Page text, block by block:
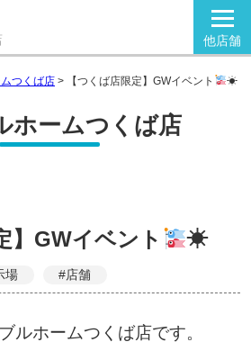
他店舗
つくば店 > 【つくば店限定】GWイベント ☀
ホームつくば店
】GWイベント ☀
場 #店舗
ルホームつくば店です。